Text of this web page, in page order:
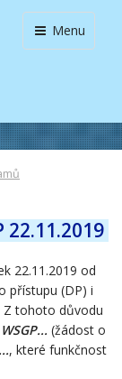
Menu
22.11.2019
22.11.2019 od
přístupu (DP) i
Z tohoto důvodu
... (žádost o
, které funkčnost